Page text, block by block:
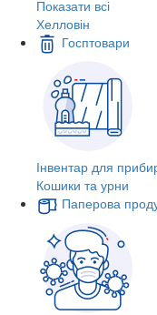
Показати всі
Хелловін
Госптовари
Інвентар для
Кошики та урни
Паперова